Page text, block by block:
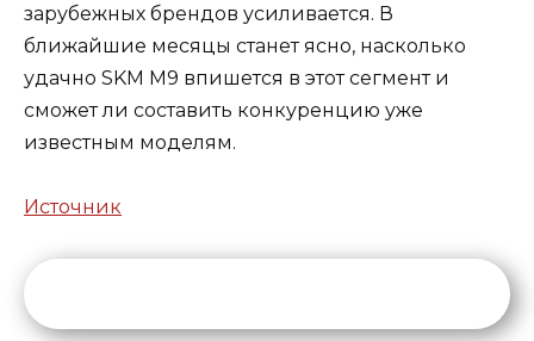
зарубежных брендов усиливается. В
ближайшие месяцы станет ясно, насколько
удачно SKM M9 впишется в этот сегмент и
сможет ли составить конкуренцию уже
известным моделям.
Источник